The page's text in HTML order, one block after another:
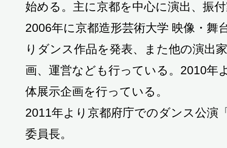
始める。主に京都を中心に演出、振
2006年に京都造形芸術大学 映像・舞
りダンス作品を発表、また他の演出
画、運営なども行っている。2010年
体展示企画を行っている。
2011年より京都府庁でのダンス公演
委員長。